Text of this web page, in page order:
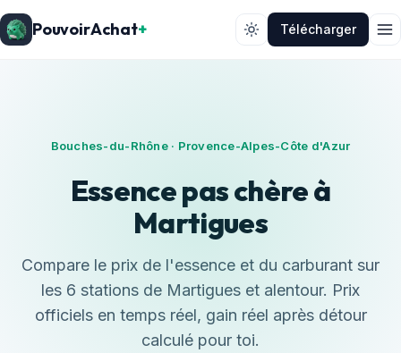
PouvoirAchat+ Télécharger
Bouches-du-Rhône · Provence-Alpes-Côte d'Azur
Essence pas chère à
Martigues
Compare le prix de l'essence et du carburant sur
les 6 stations de Martigues et alentour. Prix
officiels en temps réel, gain réel après détour
calculé pour toi.